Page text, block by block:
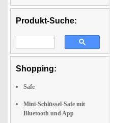
Produkt-Suche:
Shopping:
Safe
Mini-Schlüssel-Safe mit
Bluetooth und App